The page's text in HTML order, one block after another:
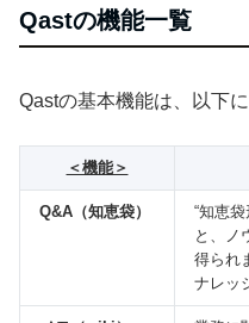
Qastの機能一覧
Qastの基本機能は、以下に
＜機能＞
Q&A（知恵袋）
“知恵
と、ノ
得られ
ナレッ